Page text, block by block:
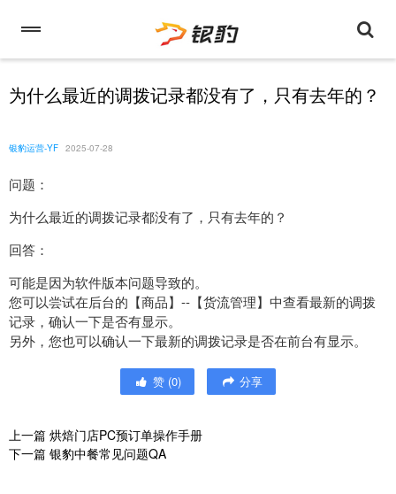
为什么最近的调拨记录都没有了，只有去年的？
银豹运营-YF 2025-07-28
问题：
为什么最近的调拨记录都没有了，只有去年的？
回答：
可能是因为软件版本问题导致的。
您可以尝试在后台的【商品】--【货流管理】中查看最新的调拨
记录，确认一下是否有显示。
另外，您也可以确认一下最新的调拨记录是否在前台有显示。
赞 (0) 分享
上一篇 烘焙门店PC预订单操作手册
下一篇 银豹中餐常见问题QA